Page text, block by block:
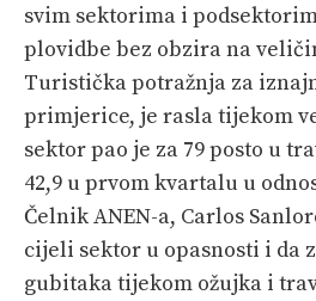
svim sektorima i
plovidbe bez obzira na
Turistička potražnja za
primjerice, je rasla tijekom
sektor pao je za 79 posto u
42,9 u prvom kvartalu u
Čelnik ANEN-a, Carlos
cijeli sektor u opasnosti i da
gubitaka tijekom ožujka i